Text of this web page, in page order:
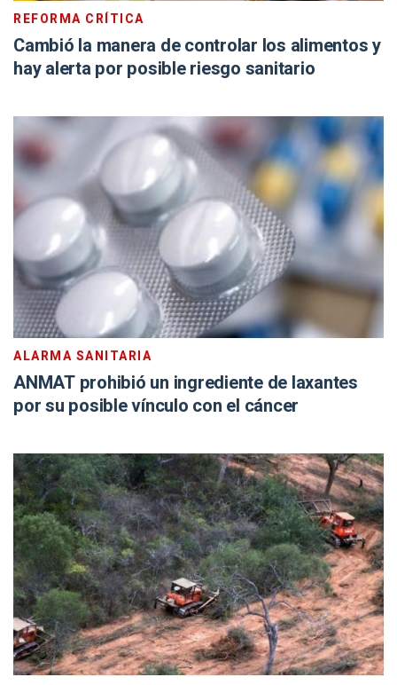
REFORMA CRÍTICA
Cambió la manera de controlar los alimentos y
hay alerta por posible riesgo sanitario
ALARMA SANITARIA
ANMAT prohibió un ingrediente de laxantes
por su posible vínculo con el cáncer